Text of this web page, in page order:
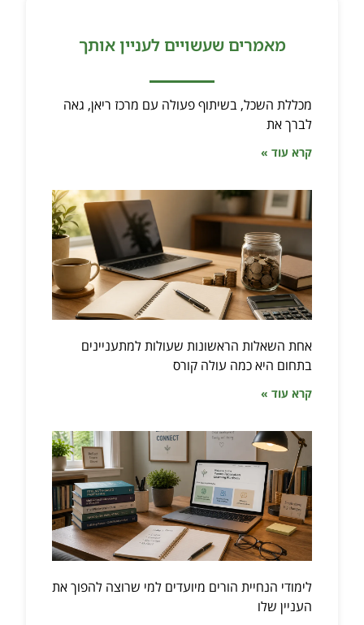
מאמרים שעשויים לעניין אותך
מכללת השכל, בשיתוף פעולה עם מרכז ריאן, גאה
לברך את
קרא עוד »
אחת השאלות הראשונות שעולות למתעניינים
בתחום היא כמה עולה קורס
קרא עוד »
לימודי הנחיית הורים מיועדים למי שרוצה להפוך את
העניין שלו